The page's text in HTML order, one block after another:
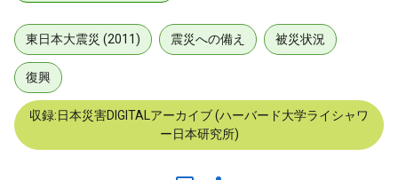
東日本大震災 (2011) 震災への備え 被災状況
復興
収録:日本災害DIGITALアーカイブ (ハーバード大学ライシャワ
ー日本研究所)